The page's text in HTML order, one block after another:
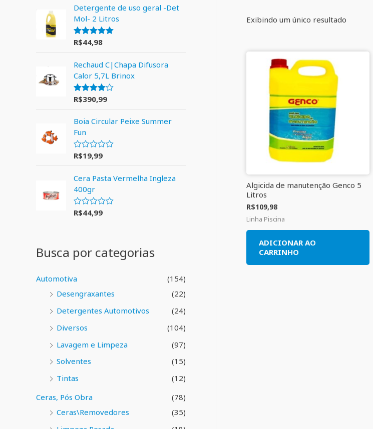
Detergente de uso geral -Det
Mol- 2 Litros
Avaliação
R$44,98
Rechaud C|Chapa Difusora
Calor 5,7L Brinox
Avaliação
R$390,99
Boia Circular Peixe Summer
Fun
A
l
a
ç
o
R$19,99
Cera Pasta Vermelha Ingleza
400gr
A
a
ç
0
e
R$44,99
Busca por categorias
Automotiva
(154)
Desengraxantes
(22)
Detergentes Automotivos
(24)
Diversos
(104)
Lavagem e Limpeza
(97)
Solventes
(15)
Tintas
(12)
Ceras, Pós Obra
(78)
Ceras\Removedores
(35)
Exibindo um único resultado
Algicida de manutenção Genco 5
Litros
R$109,98
Linha Piscina
ADICIONAR AO
CARRINHO